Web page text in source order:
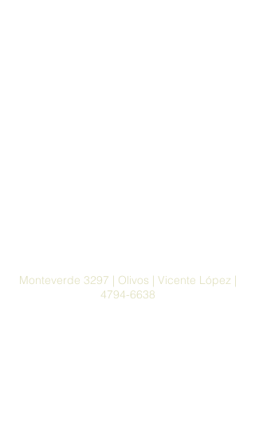
Monteverde 3297 | Olivos | Vicente López |
4794-6638